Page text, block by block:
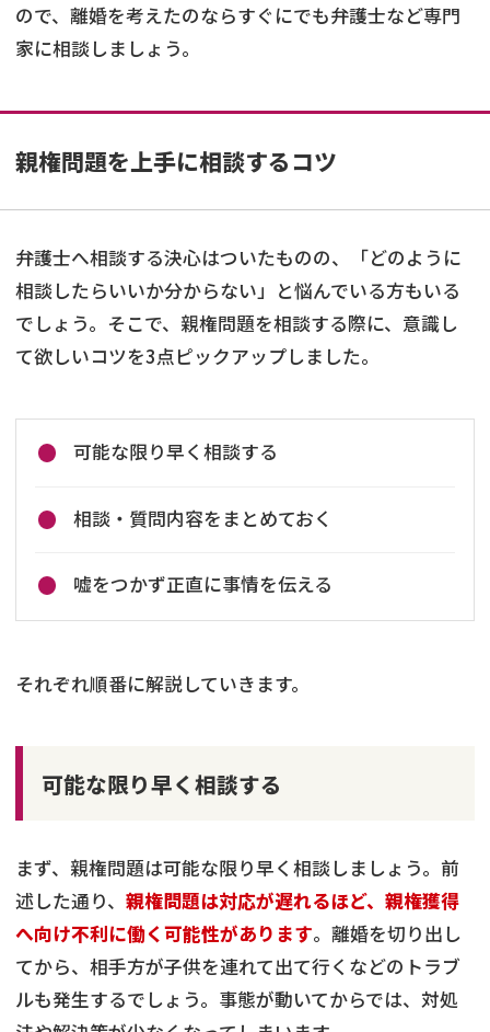
ので、離婚を考えたのならすぐにでも弁護士など専門
家に相談しましょう。
親権問題を上手に相談するコツ
弁護士へ相談する決心はついたものの、「どのように
相談したらいいか分からない」と悩んでいる方もいる
でしょう。そこで、親権問題を相談する際に、意識し
て欲しいコツを3点ピックアップしました。
可能な限り早く相談する
相談・質問内容をまとめておく
嘘をつかず正直に事情を伝える
それぞれ順番に解説していきます。
可能な限り早く相談する
まず、親権問題は可能な限り早く相談しましょう。前
述した通り、 親権問題は対応が遅れるほど、親権獲得
へ向け不利に働く可能性があります。離婚を切り出し
てから、相手方が子供を連れて出て行くなどのトラブ
ルも発生するでしょう。事態が動いてからでは、対処